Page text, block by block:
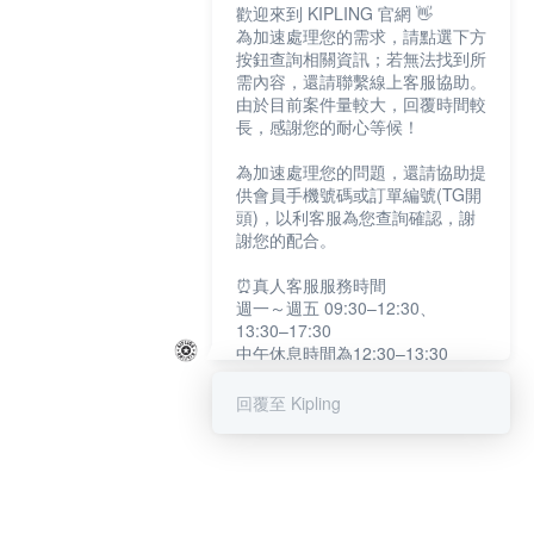
歡迎來到 KIPLING 官網 👋
為加速處理您的需求，請點選下方
按鈕查詢相關資訊；若無法找到所
需內容，還請聯繫線上客服協助。
由於目前案件量較大，回覆時間較
長，感謝您的耐心等候！
為加速處理您的問題，還請協助提
供會員手機號碼或訂單編號(TG開
頭)，以利客服為您查詢確認，謝
謝您的配合。
⏰真人客服服務時間
週一～週五 09:30–12:30、
13:30–17:30
中午休息時間為12:30–13:30
提醒您：系統會自動已讀訊息，如
回覆至 Kipling